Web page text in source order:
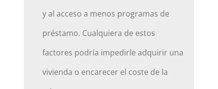
y al acceso a menos programas de
préstamo. Cualquiera de estos
factores podría impedirle adquirir una
vivienda o encarecer el coste de la